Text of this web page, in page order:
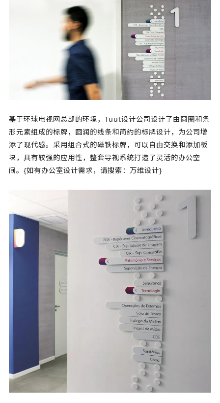
基于环球电视网总部的环境，Tuut设计公司设计了由圆圈和条
形元素组成的标牌，圆润的线条和简约的标牌设计，为公司增
添了现代感。采用组合式的磁铁标牌，可以自由交换和添加板
块，具有较强的应用性，整套导视系统打造了灵活的办公空
间。{如有办公室设计需求，请搜索：万维设计}